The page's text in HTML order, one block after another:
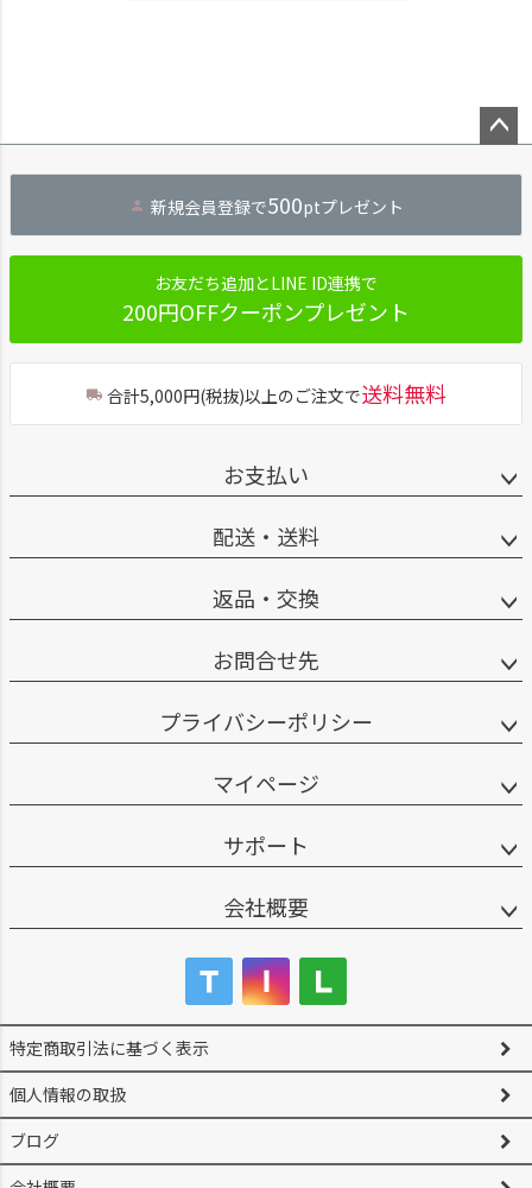
へ
新規会員登録で500ptプレゼント
お友だち追加とLINE ID連携で
200円OFFクーポンプレゼント
合計5,000円(税抜)以上のご注文で送料無料
お支払い
配送・送料
返品・交換
お問合せ先
プライバシーポリシー
マイページ
サポート
会社概要
特定商取引法に基づく表示
個人情報の取扱
ブログ